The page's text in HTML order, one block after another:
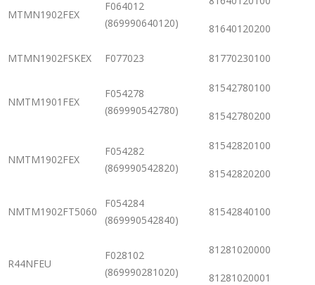
MTMN1902FEX
F064012
(869990640120)
81640120200
MTMN1902FSKEX F077023 81770230100
NMTM1901FEX
F054278
(869990542780)
81542780100
81542780200
NMTM1902FEX
F054282
(869990542820)
81542820100
81542820200
NMTM1902FT5060
F054284
(869990542840)
81542840100
R44NFEU
F028102
(869990281020)
81281020000
81281020001